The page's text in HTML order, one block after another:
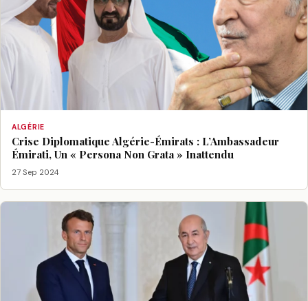
ALGÉRIE
Crise Diplomatique Algérie-Émirats : L’Ambassadeur
Émirati, Un « Persona Non Grata » Inattendu
27 Sep 2024